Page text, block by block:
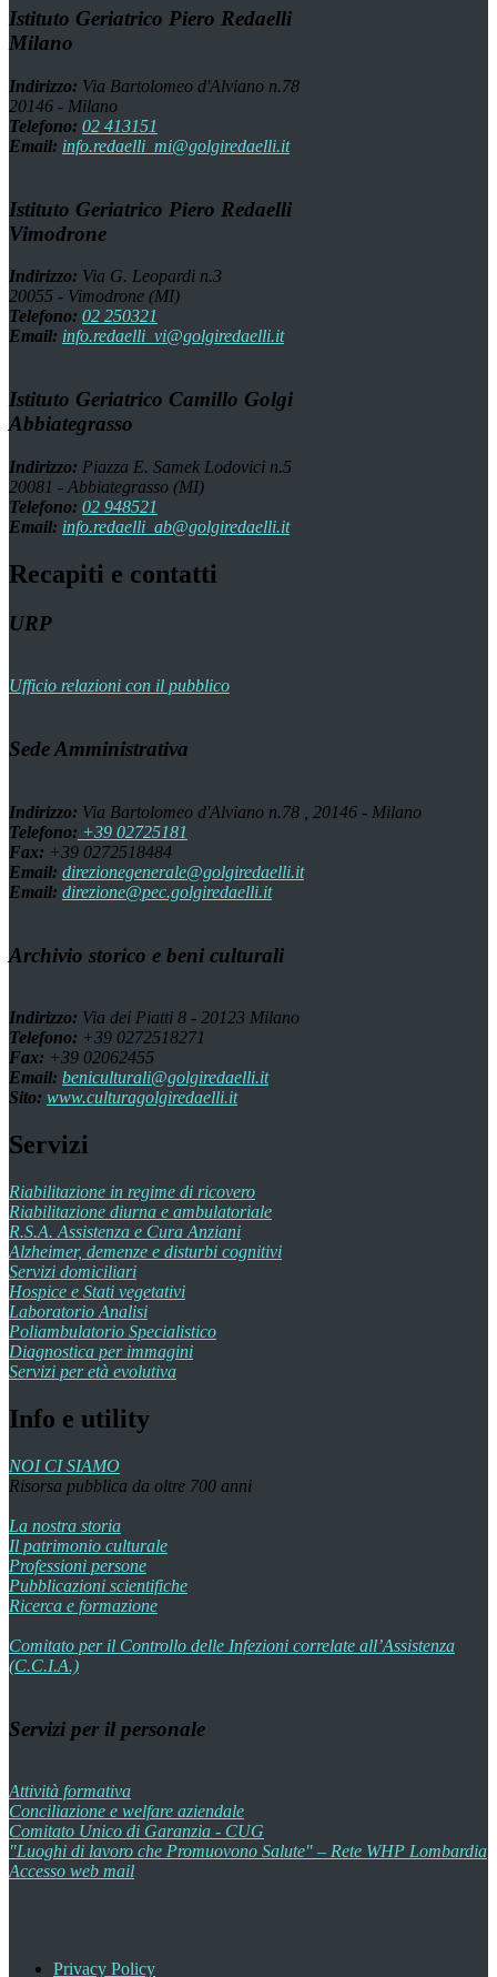
Istituto Geriatrico Piero Redaelli
Milano
Indirizzo: Via Bartolomeo d'Alviano n.78
20146 - Milano
Telefono: 02 413151
Email: info.redaelli_mi@golgiredaelli.it
Istituto Geriatrico Piero Redaelli
Vimodrone
Indirizzo: Via G. Leopardi n.3
20055 - Vimodrone (MI)
Telefono: 02 250321
Email: info.redaelli_vi@golgiredaelli.it
Istituto Geriatrico Camillo Golgi
Abbiategrasso
Indirizzo: Piazza E. Samek Lodovici n.5
20081 - Abbiategrasso (MI)
Telefono: 02 948521
Email: info.redaelli_ab@golgiredaelli.it
Recapiti e contatti
URP
Ufficio relazioni con il pubblico
Sede Amministrativa
Indirizzo: Via Bartolomeo d'Alviano n.78 , 20146 - Milano
Telefono: +39 02725181
Fax: +39 0272518484
Email: direzionegenerale@golgiredaelli.it
Email: direzione@pec.golgiredaelli.it
Archivio storico e beni culturali
Indirizzo: Via dei Piatti 8 - 20123 Milano
Telefono: +39 0272518271
Fax: +39 02062455
Email: beniculturali@golgiredaelli.it
Sito: www.culturagolgiredaelli.it
Servizi
Riabilitazione in regime di ricovero
Riabilitazione diurna e ambulatoriale
R.S.A. Assistenza e Cura Anziani
Alzheimer, demenze e disturbi cognitivi
Servizi domiciliari
Hospice e Stati vegetativi
Laboratorio Analisi
Poliambulatorio Specialistico
Diagnostica per immagini
Servizi per età evolutiva
Info e utility
NOI CI SIAMO
Risorsa pubblica da oltre 700 anni
La nostra storia
Il patrimonio culturale
Professioni persone
Pubblicazioni scientifiche
Ricerca e formazione
Comitato per il Controllo delle Infezioni correlate all’Assistenza
(C.C.I.A.)
Servizi per il personale
Attività formativa
Conciliazione e welfare aziendale
Comitato Unico di Garanzia - CUG
"Luoghi di lavoro che Promuovono Salute" – Rete WHP Lombardia
Accesso web mail
Privacy Policy